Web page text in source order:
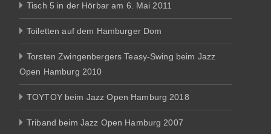
Tisch 5 in der Hörbar am 6. Mai 2011
Toiletten auf dem Hamburger Dom
Torsten Zwingenbergers Teasy-Swing beim Jazz
Open Hamburg 2010
TOYTOY beim Jazz Open Hamburg 2018
Triband beim Jazz Open Hamburg 2007